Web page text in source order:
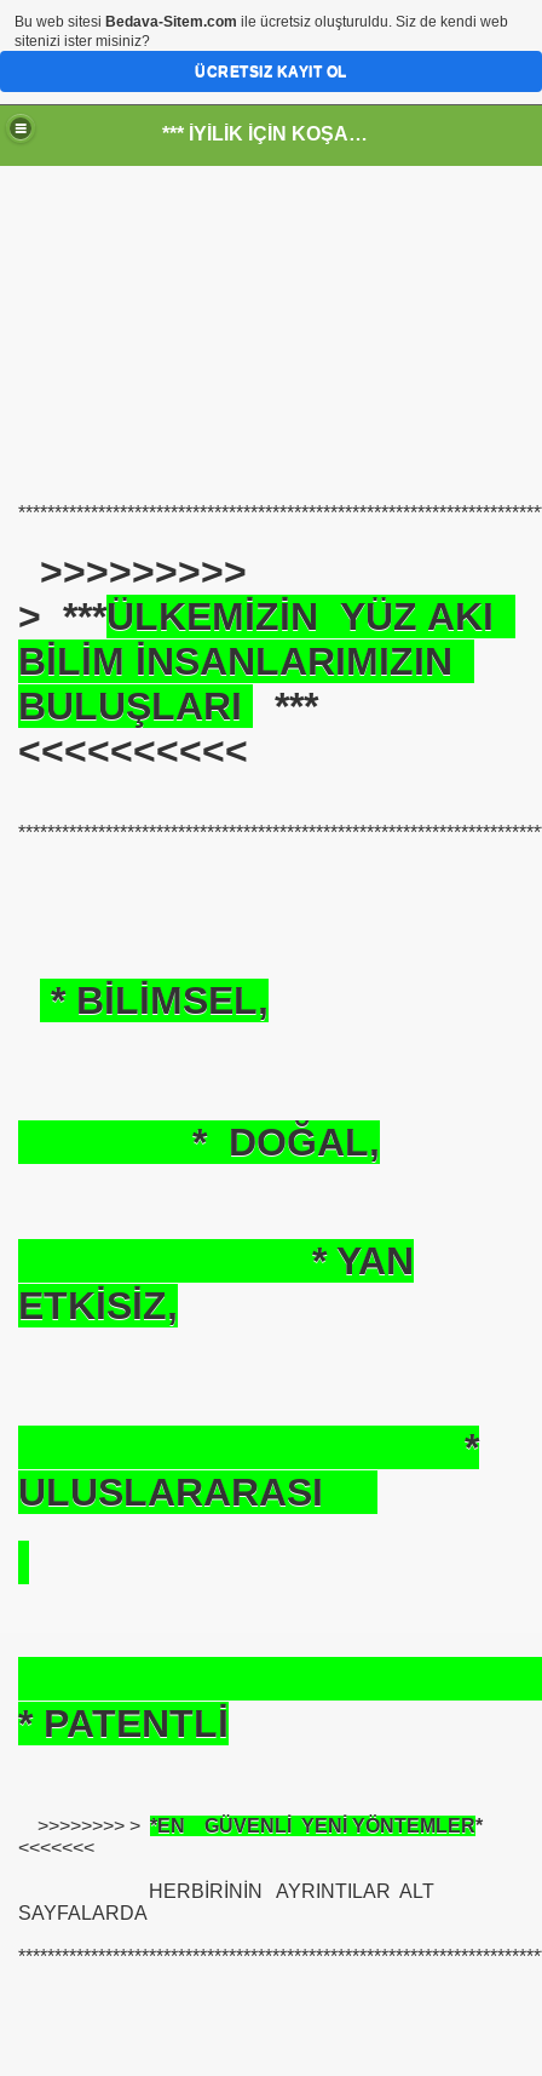
*** İYİLİK İÇİN KOŞANLARIN YERİ***
>>>>>>>>>
> ***ÜLKEMİZİN YÜZ AKI
BİLİM İNSANLARIMIZIN
BULUŞLARI
***
<<<<<<<<<<
* BİLİMSEL,
* DOĞAL,
* YAN
ETKİSİZ,
*
ULUSLARARASI
* PATENTLİ
>>>>>>>> > *EN GÜVENLİ YENİ YÖNTEMLER*
<<<<<<<
HERBİRİNİN AYRINTILAR ALT
SAYFALARDA
-Engellenen Mühendis !!!
Halal Food
AS-DER.
Bu web sitesi Bedava-Sitem.com ile ücretsiz oluşturuldu. Siz de kendi web
sitenizi ister misiniz?
ÜCRETSIZ KAYIT OL